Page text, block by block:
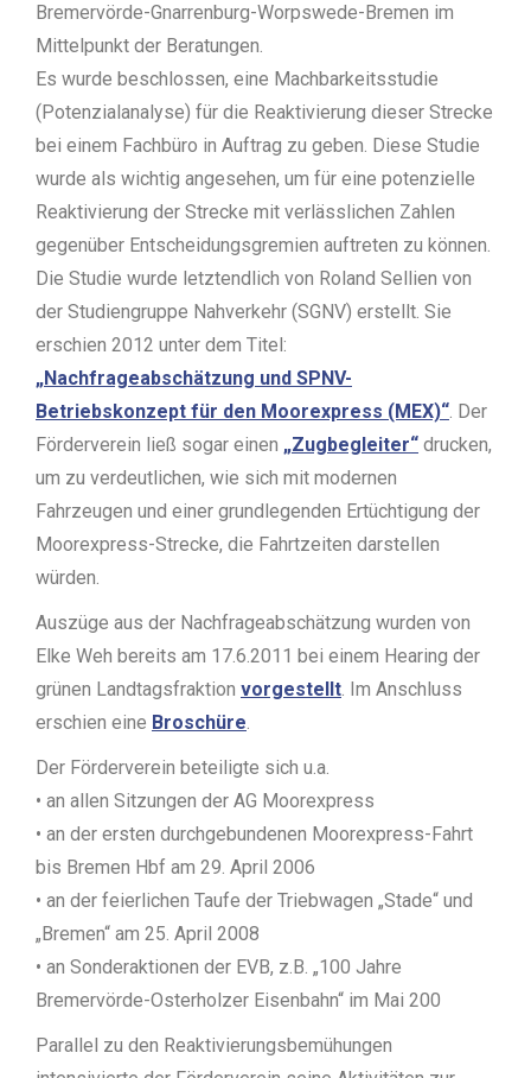
Bremervörde-Gnarrenburg-Worpswede-Bremen im
Mittelpunkt der Beratungen.
Es wurde beschlossen, eine Machbarkeitsstudie
(Potenzialanalyse) für die Reaktivierung dieser Strecke
bei einem Fachbüro in Auftrag zu geben. Diese Studie
wurde als wichtig angesehen, um für eine potenzielle
Reaktivierung der Strecke mit verlässlichen Zahlen
gegenüber Entscheidungsgremien auftreten zu können.
Die Studie wurde letztendlich von Roland Sellien von
der Studiengruppe Nahverkehr (SGNV) erstellt. Sie
erschien 2012 unter dem Titel:
„Nachfrageabschätzung und SPNV-
Betriebskonzept für den Moorexpress (MEX)“. Der
Förderverein ließ sogar einen „Zugbegleiter“ drucken,
um zu verdeutlichen, wie sich mit modernen
Fahrzeugen und einer grundlegenden Ertüchtigung der
Moorexpress-Strecke, die Fahrtzeiten darstellen
würden.
Auszüge aus der Nachfrageabschätzung wurden von
Elke Weh bereits am 17.6.2011 bei einem Hearing der
grünen Landtagsfraktion vorgestellt. Im Anschluss
erschien eine Broschüre.
Der Förderverein beteiligte sich u.a.
• an allen Sitzungen der AG Moorexpress
• an der ersten durchgebundenen Moorexpress-Fahrt
bis Bremen Hbf am 29. April 2006
• an der feierlichen Taufe der Triebwagen „Stade“ und
„Bremen“ am 25. April 2008
• an Sonderaktionen der EVB, z.B. „100 Jahre
Bremervörde-Osterholzer Eisenbahn“ im Mai 200
Parallel zu den Reaktivierungsbemühungen